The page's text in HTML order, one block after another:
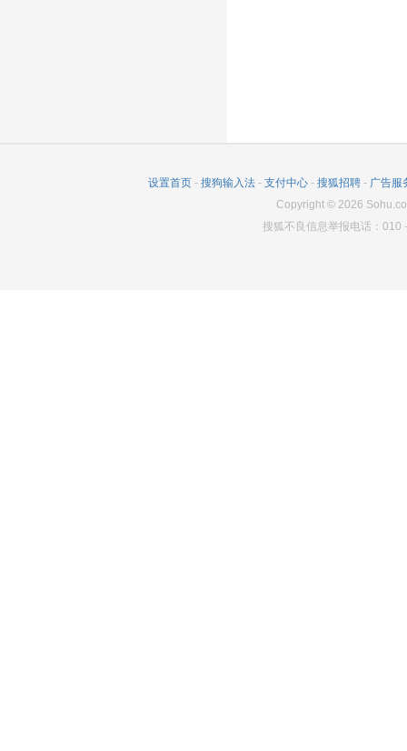
设置首页 - 搜狗输入法 - 支付中心 - 搜狐招聘 - 广告服
Copyright© 2026
搜狐不良信息举报电话：010